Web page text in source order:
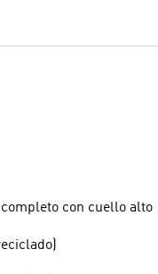
con cuello alto